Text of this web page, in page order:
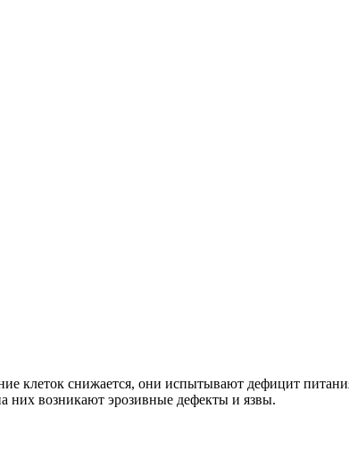
клеток снижается, они испытывают дефицит
них возникают эрозивные дефекты и язвы.